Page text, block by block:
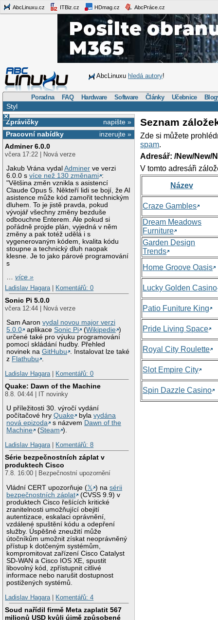
AbcLinuxu.cz ITBiz.cz HDmag.cz AbcPráce.cz
AbcLinuxu hledá autory!
Poradna FAQ Hardware Software Články Učebnice
Styl
×
napište »
Zprávičky
inzerujte »
Pracovní nabídky
Adminer 6.0.0
včera 17:22 | Nová verze
Jakub Vrána vydalAdminer ve verzi
6.0.0 svíce než 130 změnami :
"Většina změn vznikla s asistencí
Claude Opus 5. Někteří lidi se bojí, že AI
asistence může kód zamořit technickým
dluhem. To je jistě pravda, pokud
vývojář všechny změny bezduše
odbouchne Enterem. Ale pokud si
pořádně projde plán, vyjedná v něm
změny a pak totéž udělá i s
vygenerovaným kódem, kvalita kódu
stoupne a technický dluh naopak
klesne. Je to jako párové programování
s
…více »
Ladislav Hagara
Komentářů: 0
Sonic Pi 5.0.0
včera 12:44 | Nová verze
Sam Aaronvydal novou major verzi
5.0.0
aplikaceSonic Pi (Wikipedie )
určené také pro výuku programování
pomocí skládání hudby. Přehled
novinek naGitHubu . Instalovat lze také
z Flathubu .
Ladislav Hagara
Komentářů: 0
Quake: Dawn of the Machine
8.8. 04:44 | IT novinky
U příležitosti 30. výročí vydání
počítačové hryQuake bylavydána
nová epizoda
s názvem Dawn of the
Machine
(Steam ).
Ladislav Hagara
Komentářů: 8
Série bezpečnostních záplat v
produktech Cisco
7.8. 16:00 | Bezpečnostní upozornění
Vládní CERT upozorňuje (𝕏 ) nasérii
bezpečnostních záplat
(CVSS 9.9) v
produktech Cisco řešících kritické
zranitelnosti umožňující obejití
autentizace, eskalaci oprávnění,
vzdálené spuštění kódu a odepření
služby. Úspěšné zneužití může
útočníkům umožnit získat neoprávněný
přístup k dotčeným systémům,
kompromitovat zařízení Cisco Catalyst
SD-WAN a Cisco IOS XE, spustit
libovolný kód, zpřístupnit citlivé
informace nebo narušit dostupnost
postižených systémů.
Ladislav Hagara
Komentářů: 4
Soud nařídil firmě Meta zaplatit 567
milionů USD kvůli újmě způsobené
Seznam
Zde si můžete
spam.
Adresář: /New/New/
V tomto adresáři
Název
Craze Gambles
Dream Meadows
Furniture
Garden Design
Trends
Home Groove Oasis
Lucky Golden Casino
Patio Funiture King
Pride Living Space
Royal City Roulette
Slot Empire City
Spin Dazzle Casino